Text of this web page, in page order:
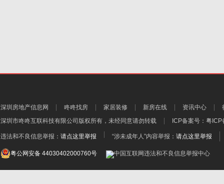
深圳房地产信息网 咚咚找房 家居装修 新房在线 资讯中心
深圳市咚咚互联科技有限公司 版权所有，未经同意请勿转载 ICP备案号： 粤ICP
违法和不良信息举报： 请点这里举报 “涉未成年人”内容举报： 请点这里举报
粤公网安备 44030402000760号